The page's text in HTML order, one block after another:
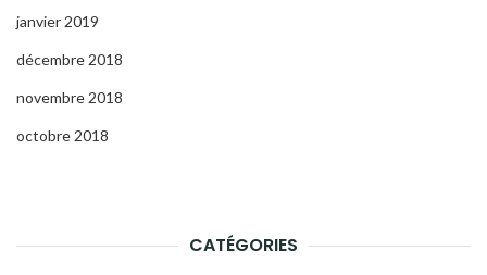
janvier 2019
décembre 2018
novembre 2018
octobre 2018
CATÉGORIES